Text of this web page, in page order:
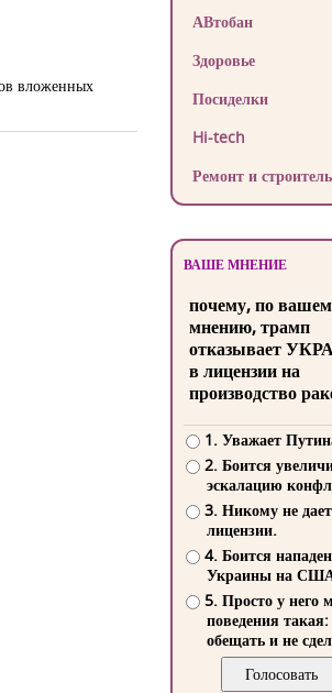
вложенных
АВтобан
Здоровье
Посиделки
Hi-tech
Ремонт и
ВАШЕ МНЕНИЕ
почему, по
мнению, трамп
отказывает
в лицензии на
производство
1. Уважает
2. Боится
эскалацию
3. Никому не
лицензии.
4. Боится
Украины на
5. Просто у него
поведения такая:
обещать и не